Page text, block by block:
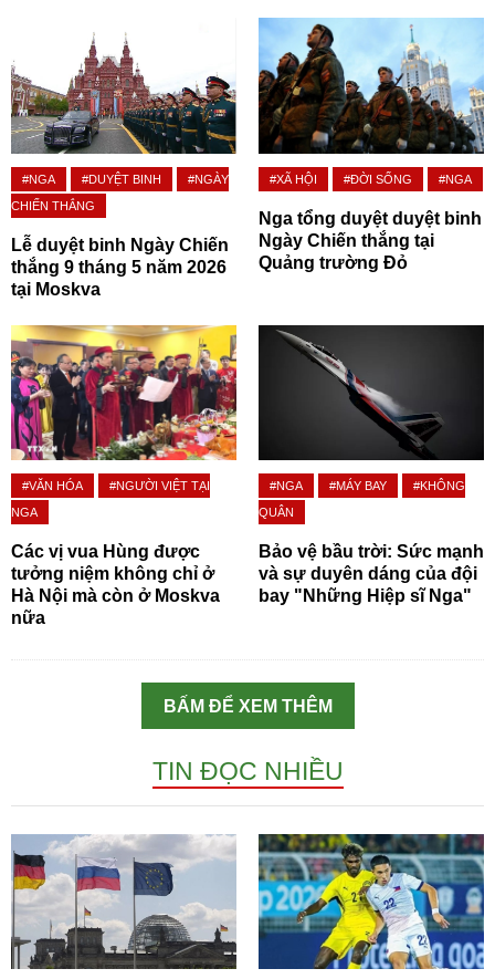
#NGA #DUYỆT BINH
#NGÀY
CHIẾN THẮNG
Lễ duyệt binh Ngày Chiến
thắng 9 tháng 5 năm 2026
tại Moskva
#XÃ HỘI #ĐỜI SỐNG #NGA
Nga tổng duyệt duyệt binh
Ngày Chiến thắng tại
Quảng trường Đỏ
#VĂN HÓA
#NGƯỜI VIỆT TẠI
NGA
Các vị vua Hùng được
tưởng niệm không chỉ ở
Hà Nội mà còn ở Moskva
nữa
#NGA #MÁY BAY
#KHÔNG
QUÂN
Bảo vệ bầu trời: Sức mạnh
và sự duyên dáng của đội
bay "Những Hiệp sĩ Nga"
BẤM ĐỂ XEM THÊM
TIN ĐỌC NHIỀU